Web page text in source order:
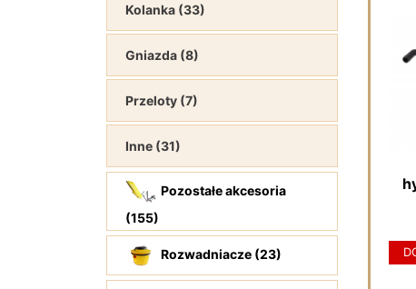
Kolanka (33)
Gniazda (8)
Przeloty (7)
Inne (31)
Pozostałe akcesoria
(155)
Rozwadniacze (23)